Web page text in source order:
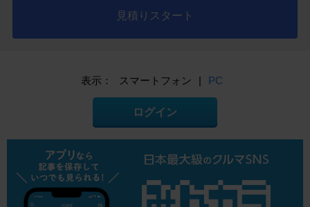
見積りスタート
表示： スマートフォン | PC
ログイン